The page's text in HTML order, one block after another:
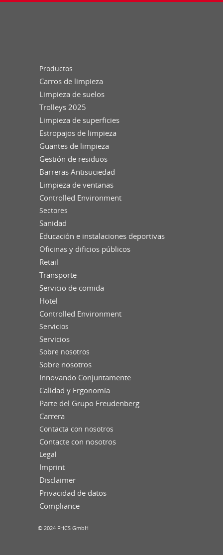
Productos
Carros de limpieza
Limpieza de suelos
Trolleys 2025
Limpieza de superficies
Estropajos de limpieza
Guantes de limpieza
Gestión de residuos
Barreras Antisuciedad
Limpieza de ventanas
Controlled Environment
Sectores
Sanidad
Educación e instalaciones deportivas
Oficinas y dificios públicos
Retail
Transporte
Servicio de comida
Hotel
Controlled Environment
Servicios
Servicios
Sobre nosotros
Sobre nosotros
Innovando Conjuntamente
Calidad y Ergonomía
Parte del Grupo Freudenberg
Carrera
Contacta con nosotros
Contacte con nosotros
Legal
Imprint
Disclaimer
Privacidad de datos
Compliance
© 2024 FHCS GmbH